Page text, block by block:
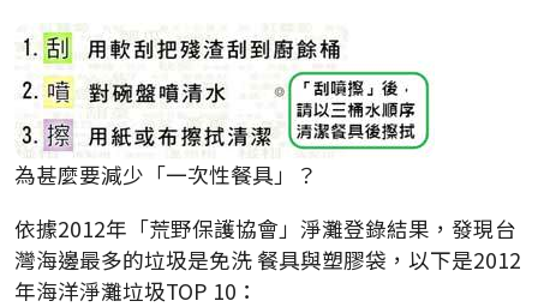
為甚麼要減少「一次性餐具」？
依據2012年「荒野保護協會」淨灘登錄結果，發現台
灣海邊最多的垃圾是免洗 餐具與塑膠袋，以下是2012
年海洋淨灘垃圾TOP 10：